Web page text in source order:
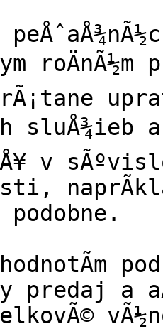
sluÅ¾ieb
v
predaj a